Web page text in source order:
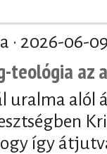
· 2026-06-
teológia az
uralma alól
így